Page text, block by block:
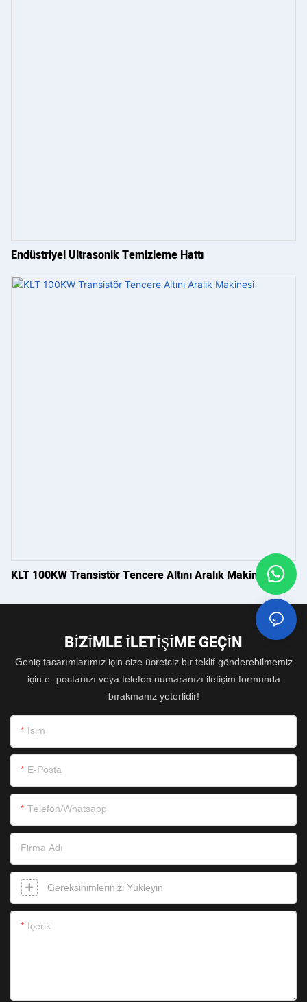
Endüstriyel Ultrasonik Temizleme Hattı
KLT 100KW Transistör Tencere Altını Aralık Makinesi
BIZIMLE ILETIŞIME GEÇIN
Geniş tasarımlarımız için size ücretsiz bir teklif gönderebilmemiz
için e -postanızı veya telefon numaranızı iletişim formunda
bırakmanız yeterlidir!
Isim
E-Posta
Telefon/whatsapp
Firma Adı
Gereksinimlerinizi Yükleyin
Içerik